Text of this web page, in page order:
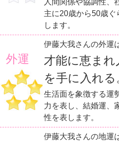
主に20歳から50歳ぐ
します。
外運
伊藤大我さんの外運
才能に恵ま
を手に入れる
生活面を象徴する運
力を表し、結婚運、
性を表します。
伊藤大我さんの地運